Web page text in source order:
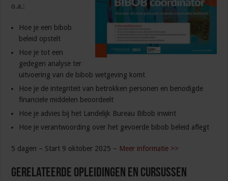
o.a.:
Hoe je een bibob
beleid opstelt
Hoe je tot een
gedegen analyse ter
uitvoering van de bibob wetgeving komt
Hoe je de integriteit van betrokken personen en benodigde
financiele middelen beoordeelt
Hoe je advies bij het Landelijk Bureau Bibob inwint
Hoe je verantwoording over het gevoerde bibob beleid aflegt
5 dagen – Start 9 oktober 2025 – Meer informatie >>
Gerelateerde Opleidingen en Cursussen